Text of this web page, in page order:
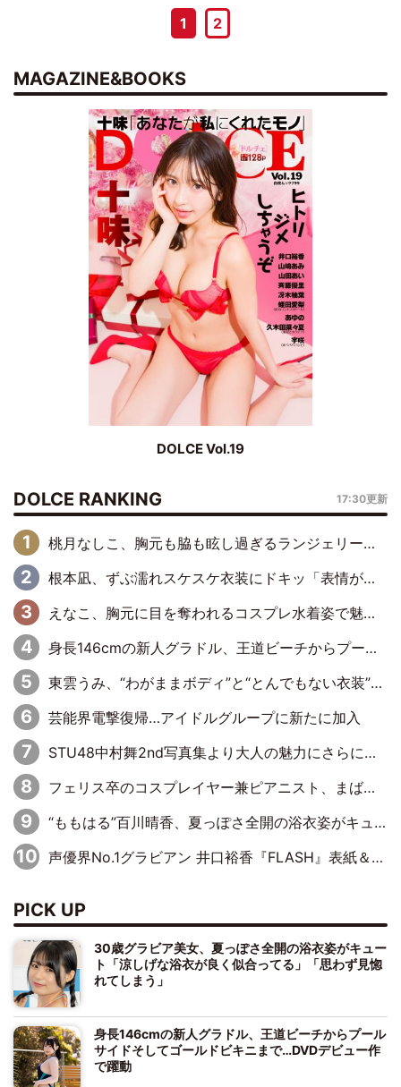
1 2
MAGAZINE&BOOKS
DOLCE Vol.19
DOLCE RANKING 17:30更新
桃月なしこ、胸元も脇も眩し過ぎるランジェリー＆ビキニ姿を披露「なしこたそ最強」「セクシーでゴージャスで大きなボリューム」
根本凪、ずぶ濡れスケスケ衣装にドキッ「表情が良過ぎる」「ねもちゃんの眼差しにドキドキが止まらない」
えなこ、胸元に目を奪われるコスプレ水着姿で魅了「群を抜く美しさと華やかさ」「えなこりんの千咲は破壊力がスゴい」
身長146cmの新人グラドル、王道ビーチからプールサイドそしてゴールドビキニまで…DVDデビュー作で躍動
東雲うみ、“わがままボディ”と“とんでもない衣装”で誘惑「パーフェクトなスタイル」「くびれがステキ」「やみつきになるボディ」
芸能界電撃復帰…アイドルグループに新たに加入
STU48中村舞2nd写真集より大人の魅力にさらに磨きがかかった新先行カット到着
フェリス卒のコスプレイヤー兼ピアニスト、まばゆいばかりのグラビアショット
“ももはる”百川晴香、夏っぽさ全開の浴衣姿がキュート「とても似合ってる」「爽やかで良い」「袖をギュッとしてるのが最高」
声優界No.1グラビアン 井口裕香『FLASH』表紙＆巻頭を飾る
PICK UP
30歳グラビア美女、夏っぽさ全開の浴衣姿がキュー
ト「涼しげな浴衣が良く似合ってる」「思わず見惚
れてしまう」
身長146cmの新人グラドル、王道ビーチからプール
サイドそしてゴールドビキニまで…DVDデビュー作
で躍動